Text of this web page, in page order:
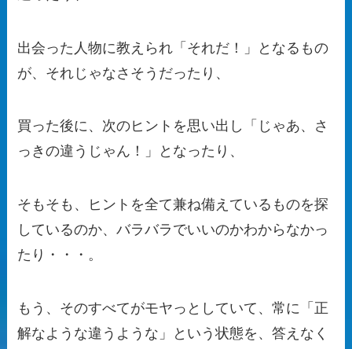
出会った人物に教えられ「それだ！」となるもの
が、それじゃなさそうだったり、
買った後に、次のヒントを思い出し「じゃあ、さ
っきの違うじゃん！」となったり、
そもそも、ヒントを全て兼ね備えているものを探
しているのか、バラバラでいいのかわからなかっ
たり・・・。
もう、そのすべてがモヤっとしていて、常に「正
解なような違うような」という状態を、答えなく